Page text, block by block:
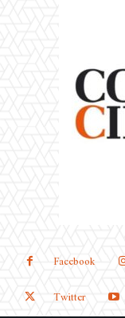
Facebook
Twitter